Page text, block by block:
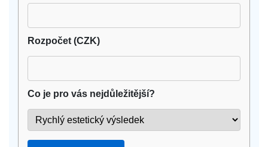
Rozpočet (CZK)
Co je pro vás nejdůležitější?